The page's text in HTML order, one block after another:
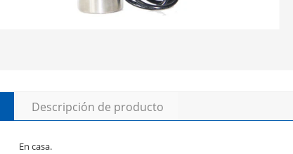
Descripción de producto
En casa.